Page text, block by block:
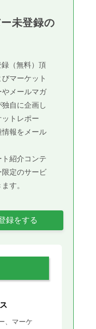
未登録の
（無料）頂
マーケット
メールマガ
自に企画し
トレポー
情報をメール
紹介コンテ
限定のサービ
す。
録をする
、マーケ